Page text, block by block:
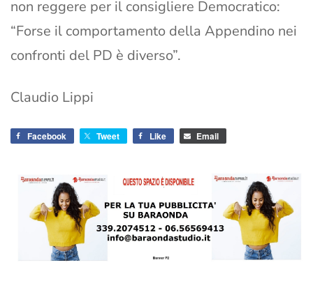
non reggere per il consigliere Democratico:
“Forse il comportamento della Appendino nei
confronti del PD è diverso”.
Claudio Lippi
Facebook Tweet Like Email